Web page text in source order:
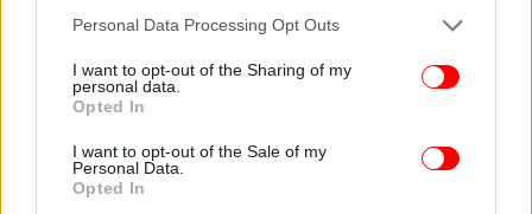
Please note that this website/app uses one or more Google
not limited to your visit or usage behaviour. You may click to
grant or deny consent to Google and its third-party tags to
use your data for below specified purposes in below Google
consent section.
Personal Data Processing Opt Outs
I want to opt-out of the Sharing of my
personal data.
Opted In
I want to opt-out of the Sale of my
Personal Data.
Opted In